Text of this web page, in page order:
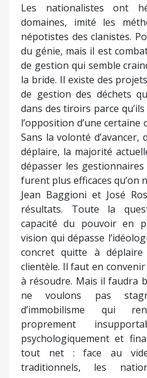
Les nationalistes ont
domaines, imité les
népotistes des clanistes.
du génie, mais il est
de gestion qui semble
la bride. Il existe des
de gestion des déchets
dans des tiroirs parce
l’opposition d’une certaine
Sans la volonté
déplaire, la majorité
dépasser les
furent plus efficaces qu’on
Jean Baggioni et José
résultats. Toute la
capacité du pouvoir en
vision qui dépasse
concret quitte à
clientèle. Il faut en convenir
à résoudre. Mais il faudra
ne voulons pas
d’immobilisme qui
proprement
psychologiquement et
tout net : face au
traditionnels, les